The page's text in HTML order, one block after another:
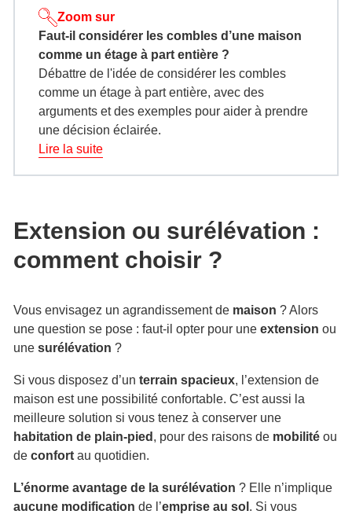
Zoom sur
Faut-il considérer les combles d’une maison
comme un étage à part entière ?
Débattre de l'idée de considérer les combles
comme un étage à part entière, avec des
arguments et des exemples pour aider à prendre
une décision éclairée.
Lire la suite
Extension ou surélévation :
comment choisir ?
Vous envisagez un agrandissement de maison ? Alors
une question se pose : faut-il opter pour une extension ou
une surélévation ?
Si vous disposez d’un terrain spacieux, l’extension de
maison est une possibilité confortable. C’est aussi la
meilleure solution si vous tenez à conserver une
habitation de plain-pied , pour des raisons de mobilité ou
de confort au quotidien.
L’énorme avantage de la surélévation ? Elle n’implique
aucune modification de l’emprise au sol . Si vous